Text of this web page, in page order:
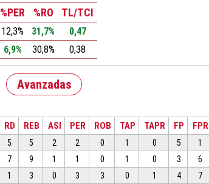
%PER %RO TL/TCI
12,3% 31,7%
0,47
6,9% 30,8% 0,38
Avanzadas
RD REB ASI PER ROB TAP TAPR FP FPR
5 5 2 2 0 1 0 5 1
7 9 1 1 0 1 0 3 6
1 3 0 3 3 0 1 4 7